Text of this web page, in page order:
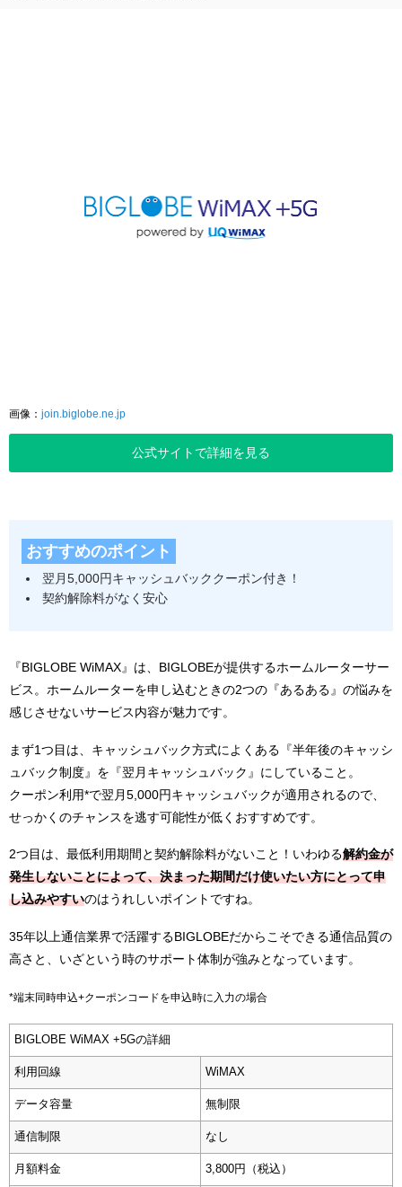
画像： join.biglobe.ne.jp
公式サイトで詳細を見る
おすすめのポイント
翌月5,000円キャッシュバッククーポン付き！
契約解除料がなく安心
『BIGLOBE WiMAX』は、BIGLOBEが提供するホームルーターサー
ビス。ホームルーターを申し込むときの2つの『あるある』の悩みを
感じさせないサービス内容が魅力です。
まず1つ目は、キャッシュバック方式によくある『半年後のキャッシ
ュバック制度』を『翌月キャッシュバック』にしていること。
クーポン利用*で翌月5,000円キャッシュバックが適用されるので、
せっかくのチャンスを逃す可能性が低くおすすめです。
2つ目は、最低利用期間と契約解除料がないこと！いわゆる解約金が
発生しないことによって、決まった期間だけ使いたい方にとって申
し込みやすいのはうれしいポイントですね。
35年以上通信業界で活躍するBIGLOBEだからこそできる通信品質の
高さと、いざという時のサポート体制が強みとなっています。
*端末同時申込+クーポンコードを申込時に入力の場合
BIGLOBE WiMAX +5Gの詳細
利用回線 WiMAX
データ容量 無制限
通信制限 なし
月額料金 3,800円（税込）